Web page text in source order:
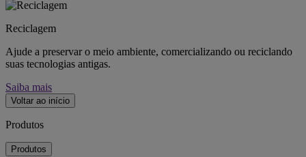
Reciclagem
Ajude a preservar o meio ambiente, comercializando ou reciclando
suas tecnologias antigas.
Saiba mais
Voltar ao início
Produtos
Produtos